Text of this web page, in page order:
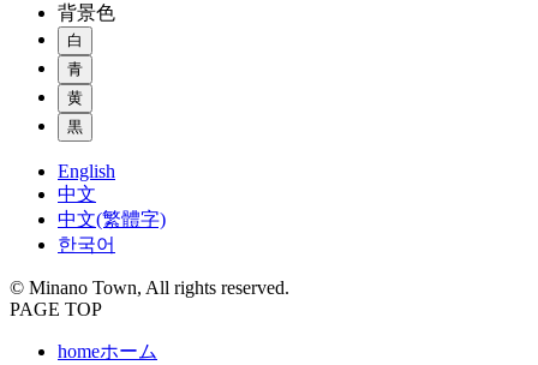
背景色
白
青
黄
黒
English
中文
中文(繁體字)
한국어
© Minano Town, All rights reserved.
PAGE TOP
homeホーム